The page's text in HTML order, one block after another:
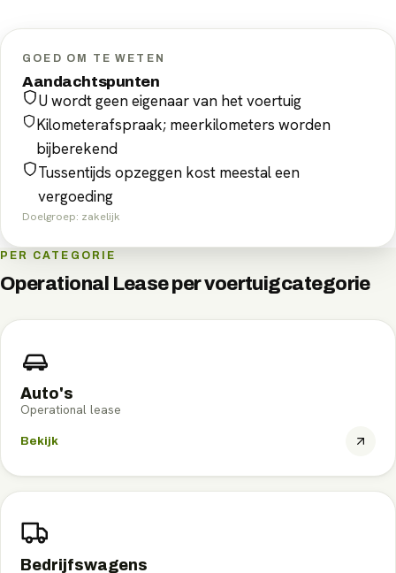
GOED OM TE WETEN
Aandachtspunten
U wordt geen eigenaar van het voertuig
Kilometerafspraak; meerkilometers worden
bijberekend
Tussentijds opzeggen kost meestal een
vergoeding
Doelgroep: zakelijk
PER CATEGORIE
Operational Leaseper voertuigcategorie
Auto's
Operational lease
Bekijk
Bedrijfswagens